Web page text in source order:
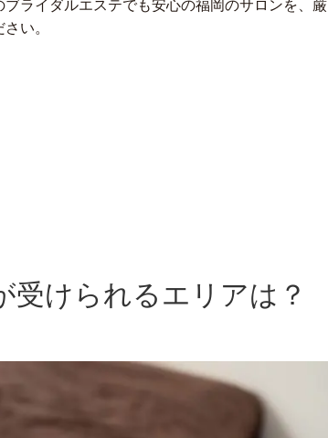
ライダルエステでも安心の福岡のサロンを、厳
い。
けられるエリアは？